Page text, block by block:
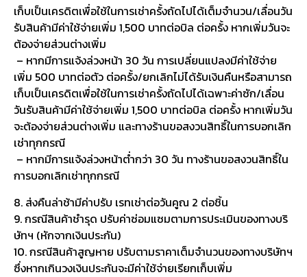
เก็บเป็นเครดิตเพื่อใช้ในการเช่าครั้งถัดไปได้เต็มจำนวน/เลื่อนวัน
รับสินค้ามีค่าใช้จ่ายเพิ่ม 1,500 บาทต่อบิล ต่อครั้ง หากเพิ่มวันจะ
ต้องจ่ายส่วนต่างเพิ่ม
– หากมีการแจ้งล่วงหน้า 30 วัน การเปลี่ยนแปลงมีค่าใช้จ่าย
เพิ่ม 500 บาทต่อตัว ต่อครั้ง/ยกเลิกไม่ได้รับเงินคืนหรือสามารถ
เก็บเป็นเครดิตเพื่อใช้ในการเช่าครั้งถัดไปได้เฉพาะค่าซัก/เลื่อน
วันรับสินค้ามีค่าใช้จ่ายเพิ่ม 1,500 บาทต่อบิล ต่อครั้ง หากเพิ่มวัน
จะต้องจ่ายส่วนต่างเพิ่ม และทางร้านขอสงวนสิทธิ์ในการบอกเลิก
เช่าทุกกรณี
– หากมีการแจ้งล่วงหน้าต่ำกว่า 30 วัน ทางร้านขอสงวนสิทธิ์ใน
การบอกเลิกเช่าทุกกรณี
8. ส่งคืนล่าช้ามีค่าปรับ เรทเช่าต่อวันคูณ 2 ต่อชิ้น
9. กรณีสินค้าชำรุด ปรับค่าซ่อมแซมตามการประเมินของทางบริ
ษัทฯ (หักจากเงินประกัน)
10. กรณีสินค้าสูญหาย ปรับตามราคาเต็มจำนวนของทางบริษัทฯ
ซึ่งหากเกินวงเงินประกันจะมีค่าใช้จ่ายเรียกเก็บเพิ่ม